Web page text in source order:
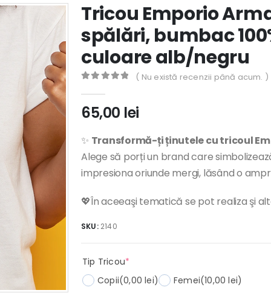
Tricou Emporio
spălări, bumbac
culoare alb/negru
( Nu există recenzii până acum. )
65,00 lei
✨ Transformă-ți ținutele cu tricoul
Alege să porți un brand care
impresiona oriunde mergi, lăsând o
💖În aceeaşi tematică se pot realiza şi
SKU: 2140
Tip Tricou*
Copii(0,00 lei) Femei(10,00 lei)